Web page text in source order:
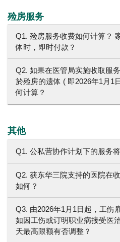
殓房服务
Q1. 殓房服务收费如何计算？
体时，即时付款？
Q2. 如果在医管局实施收取服
於殓房的遗体 ( 即2026年1月1
何计算？
其他
Q1. 公私营协作计划下的服务
Q2. 获东华三院支持的医院在
如何？
Q3. 由2026年1月1日起，工伤
如因工伤或订明职业病接受医
天最高限额有否调整？